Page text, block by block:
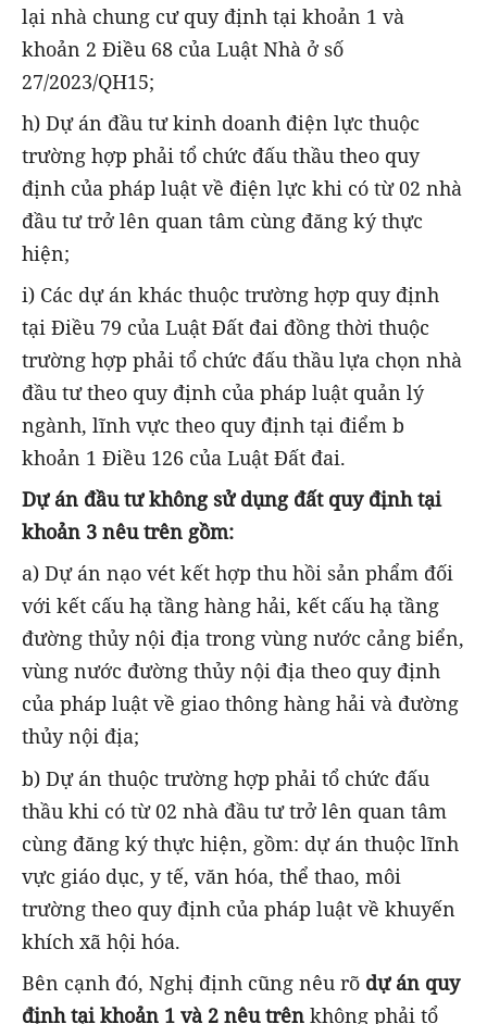
lại nhà chung cư quy định tại khoản 1 và
khoản 2 Điều 68 của Luật Nhà ở số
27/2023/QH15;
h) Dự án đầu tư kinh doanh điện lực thuộc
trường hợp phải tổ chức đấu thầu theo quy
định của pháp luật về điện lực khi có từ 02 nhà
đầu tư trở lên quan tâm cùng đăng ký thực
hiện;
i) Các dự án khác thuộc trường hợp quy định
tại Điều 79 của Luật Đất đai đồng thời thuộc
trường hợp phải tổ chức đấu thầu lựa chọn nhà
đầu tư theo quy định của pháp luật quản lý
ngành, lĩnh vực theo quy định tại điểm b
khoản 1 Điều 126 của Luật Đất đai.
Dự án đầu tư không sử dụng đất quy định tại
khoản 3 nêu trên gồm:
a) Dự án nạo vét kết hợp thu hồi sản phẩm đối
với kết cấu hạ tầng hàng hải, kết cấu hạ tầng
đường thủy nội địa trong vùng nước cảng biển,
vùng nước đường thủy nội địa theo quy định
của pháp luật về giao thông hàng hải và đường
thủy nội địa;
b) Dự án thuộc trường hợp phải tổ chức đấu
thầu khi có từ 02 nhà đầu tư trở lên quan tâm
cùng đăng ký thực hiện, gồm: dự án thuộc lĩnh
vực giáo dục, y tế, văn hóa, thể thao, môi
trường theo quy định của pháp luật về khuyến
khích xã hội hóa.
Bên cạnh đó, Nghị định cũng nêu rõ dự án quy
định tại khoản 1 và 2 nêu trên không phải tổ